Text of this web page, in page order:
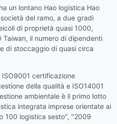
un lontano Hao logistica Hao
del ramo, a due gradi
di proprietà quasi 1000,
il numero di dipendenti
di stoccaggio di quasi circa
certificazione
della qualità e ISO14001
ambientale è il primo lotto
integrata imprese orientate ai
100 logistica sesto", "2009